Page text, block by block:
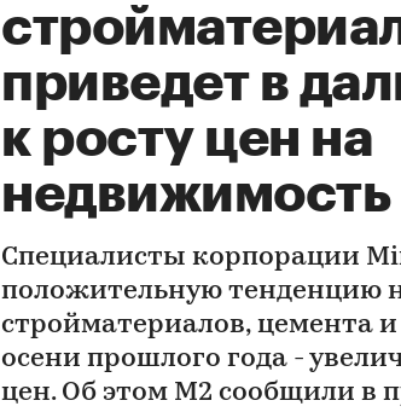
приведет в
к росту цен на
недвижимость
Специалисты корпорации
положительную тенденцию
стройматериалов, цемента
осени прошлого года -
цен. Об этом М2 сообщили в